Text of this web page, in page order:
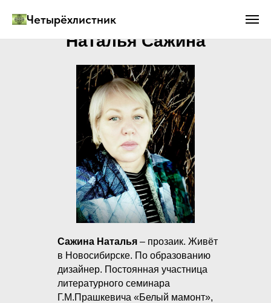
Четырёхлистник
Наталья Сажина
Сажина Наталья – прозаик. Живёт
в Новосибирске. По образованию
дизайнер. Постоянная участница
литературного семинара
Г.М.Прашкевича «Белый мамонт»,